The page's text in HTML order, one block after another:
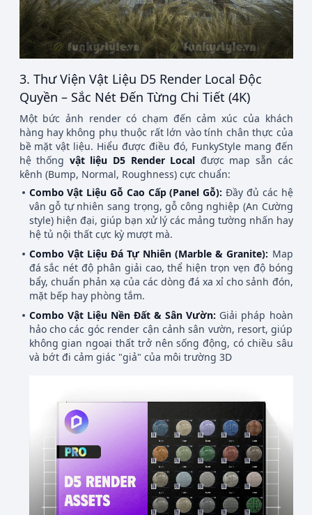
3. Thư Viện Vật Liệu D5 Render Local Độc
Quyền – Sắc Nét Đến Từng Chi Tiết (4K)
Một bức ảnh render có chạm đến cảm xúc của khách
hàng hay không phụ thuộc rất lớn vào tính chân thực của
bề mặt vật liệu. Hiểu được điều đó, FunkyStyle mang đến
hệ thống vật liệu D5 Render Local được map sẵn các
kênh (Bump, Normal, Roughness) cực chuẩn:
Combo Vật Liệu Gỗ Cao Cấp (Panel Gỗ): Đầy đủ các hệ
vân gỗ tự nhiên sang trọng, gỗ công nghiệp (An Cường
style) hiện đại, giúp bạn xử lý các mảng tường nhấn hay
hệ tủ nội thất cực kỳ mượt mà.
Combo Vật Liệu Đá Tự Nhiên (Marble & Granite): Map
đá sắc nét độ phân giải cao, thể hiện trọn vẹn độ bóng
bẩy, chuẩn phản xạ của các dòng đá xa xỉ cho sảnh đón,
mặt bếp hay phòng tắm.
Combo Vật Liệu Nền Đất & Sân Vườn: Giải pháp hoàn
hảo cho các góc render cận cảnh sân vườn, resort, giúp
không gian ngoại thất trở nên sống động, có chiều sâu
và bớt đi cảm giác "giả" của môi trường 3D